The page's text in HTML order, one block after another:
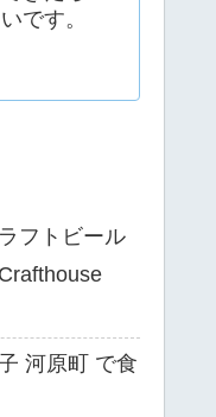
です。
フトビール
河原町 で食